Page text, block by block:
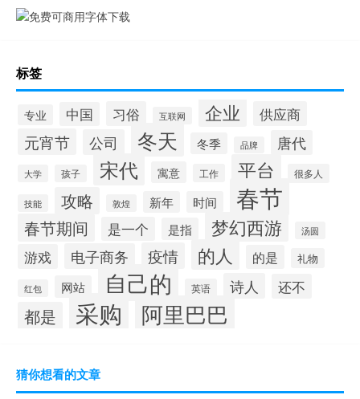
标签
专业 中国 习俗 互联网 企业 供应商
元宵节 公司 冬天 冬季 品牌 唐代
大学 孩子 宋代 寓意 工作 平台 很多人
技能 攻略 敦煌 新年 时间 春节
春节期间 是一个 是指 梦幻西游 汤圆
游戏 电子商务 疫情 的人 的是 礼物
红包 网站 自己的 英语 诗人 还不
都是 采购 阿里巴巴
猜你想看的文章